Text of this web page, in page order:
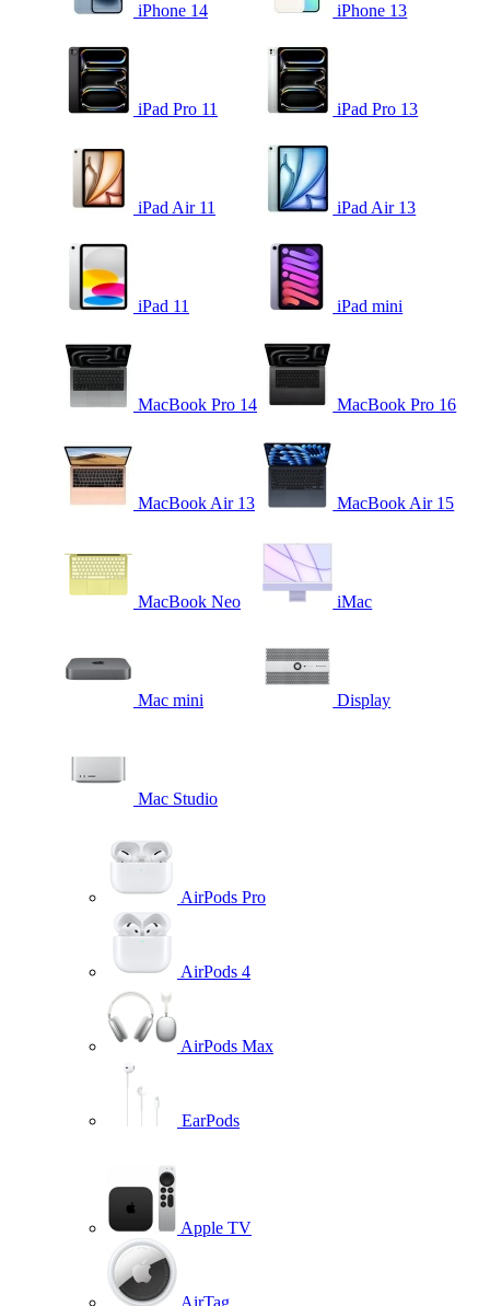
iPhone 14 iPhone 13
iPad Pro 11 iPad Pro 13
iPad Air 11 iPad Air 13
iPad 11 iPad mini
MacBook Pro 14 MacBook Pro 16
MacBook Air 13 MacBook Air 15
MacBook Neo iMac
Mac mini Display
Mac Studio
AirPods Pro
AirPods 4
AirPods Max
EarPods
Apple TV